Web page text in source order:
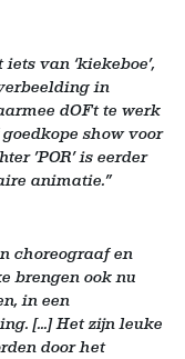
van ‘kiekeboe’,
in
dOFt te werk
show voor
’POR’ is eerder
animatie.”
choreograaf en
brengen ook nu
in een
[...] Het zijn leuke
door het